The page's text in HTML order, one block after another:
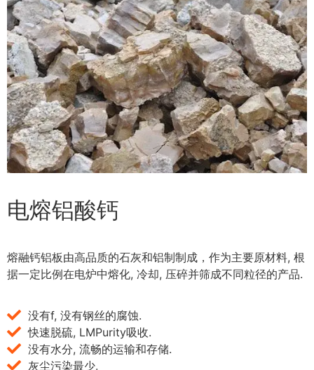
电熔铝酸钙
熔融钙铝板由高品质的石灰和铝制制成，作为主要原材料, 根
据一定比例在电炉中熔化, 冷却, 压碎并筛成不同粒径的产品.
没有f, 没有钢丝的腐蚀.
快速脱硫, LMPurity吸收.
没有水分, 流畅的运输和存储.
灰尘污染最少.